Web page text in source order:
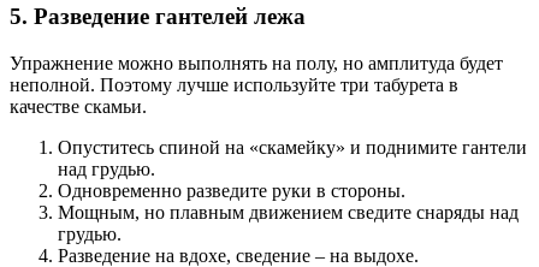
5. Разведение гантелей лежа
Упражнение можно выполнять на полу, но амплитуда будет
неполной. Поэтому лучше используйте три табурета в
качестве скамьи.
Опуститесь спиной на «скамейку» и поднимите гантели
над грудью.
Одновременно разведите руки в стороны.
Мощным, но плавным движением сведите снаряды над
грудью.
Разведение на вдохе, сведение – на выдохе.